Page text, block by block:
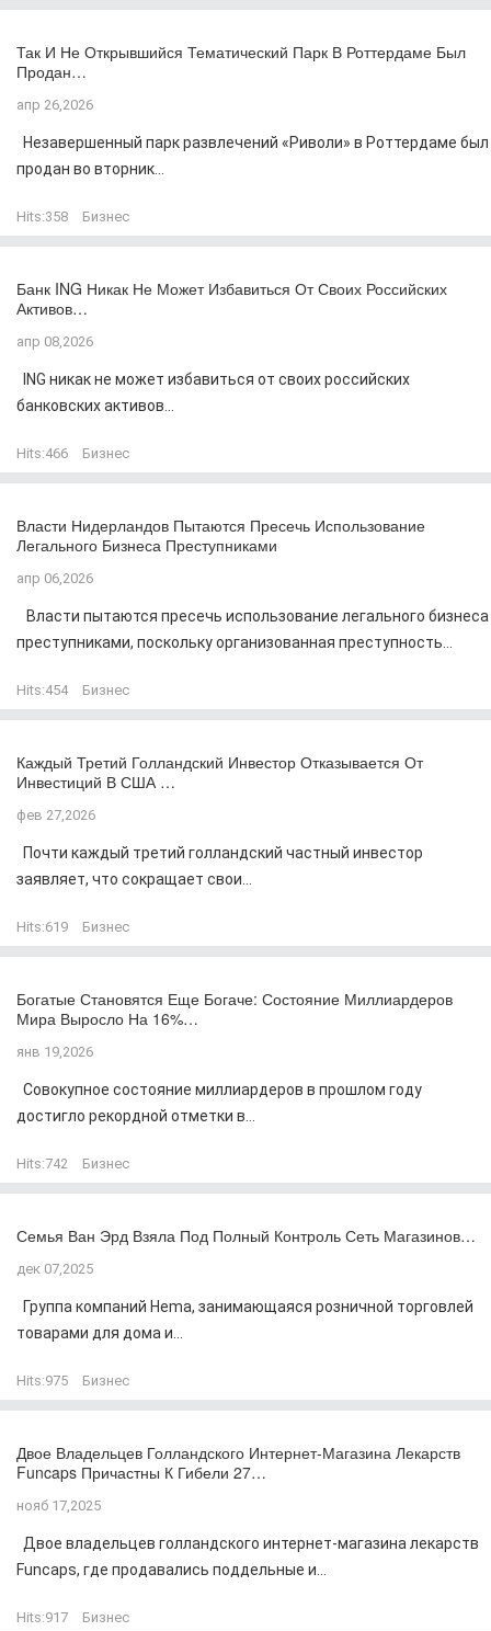
Так И Не Открывшийся Тематический Парк В Роттердаме Был
Продан…
апр 26,2026
Незавершенный парк развлечений «Риволи» в Роттердаме был
продан во вторник...
Hits:358 Бизнес
Банк ING Никак Не Может Избавиться От Своих Российских
Активов…
апр 08,2026
ING никак не может избавиться от своих российских
банковских активов...
Hits:466 Бизнес
Власти Нидерландов Пытаются Пресечь Использование
Легального Бизнеса Преступниками
апр 06,2026
Власти пытаются пресечь использование легального бизнеса
преступниками, поскольку организованная преступность...
Hits:454 Бизнес
Каждый Третий Голландский Инвестор Отказывается От
Инвестиций В США …
фев 27,2026
Почти каждый третий голландский частный инвестор
заявляет, что сокращает свои...
Hits:619 Бизнес
Богатые Становятся Еще Богаче: Состояние Миллиардеров
Мира Выросло На 16%…
янв 19,2026
Совокупное состояние миллиардеров в прошлом году
достигло рекордной отметки в...
Hits:742 Бизнес
Семья Ван Эрд Взяла Под Полный Контроль Сеть Магазинов…
дек 07,2025
Группа компаний Hema, занимающаяся розничной торговлей
товарами для дома и...
Hits:975 Бизнес
Двое Владельцев Голландского Интернет-Магазина Лекарств
Funcaps Причастны К Гибели 27…
нояб 17,2025
Двое владельцев голландского интернет-магазина лекарств
Funcaps, где продавались поддельные и...
Hits:917 Бизнес